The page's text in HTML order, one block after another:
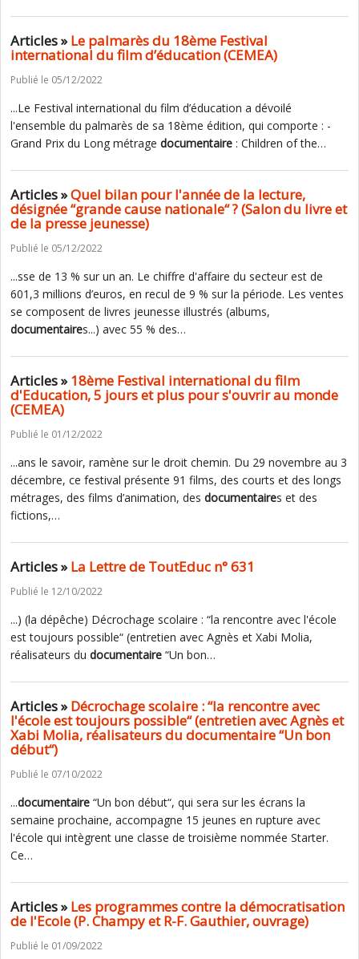
Articles »Le palmarès du 18ème Festival
international du film d’éducation (CEMEA)
Publié le 05/12/2022
...Le Festival international du film d’éducation a dévoilé
l'ensemble du palmarès de sa 18ème édition, qui comporte : -
Grand Prix du Long métrage documentaire : Children of the…
Articles »Quel bilan pour l'année de la lecture,
désignée “grande cause nationale“ ? (Salon du livre et
de la presse jeunesse)
Publié le 05/12/2022
...sse de 13 % sur un an. Le chiffre d'affaire du secteur est de
601,3 millions d’euros, en recul de 9 % sur la période. Les ventes
se composent de livres jeunesse illustrés (albums,
documentaires...) avec 55 % des…
Articles »18ème Festival international du film
d'Education, 5 jours et plus pour s'ouvrir au monde
(CEMEA)
Publié le 01/12/2022
...ans le savoir, ramène sur le droit chemin. Du 29 novembre au 3
décembre, ce festival présente 91 films, des courts et des longs
métrages, des films d’animation, des documentaires et des
fictions,…
Articles »La Lettre de ToutEduc n° 631
Publié le 12/10/2022
...) (la dépêche) Décrochage scolaire : “la rencontre avec l'école
est toujours possible“ (entretien avec Agnès et Xabi Molia,
réalisateurs du documentaire “Un bon…
Articles »Décrochage scolaire : “la rencontre avec
l'école est toujours possible“ (entretien avec Agnès et
Xabi Molia, réalisateurs du documentaire “Un bon
début“)
Publié le 07/10/2022
...documentaire “Un bon début“, qui sera sur les écrans la
semaine prochaine, accompagne 15 jeunes en rupture avec
l'école qui intègrent une classe de troisième nommée Starter.
Ce…
Articles »Les programmes contre la démocratisation
de l'Ecole (P. Champy et R-F. Gauthier, ouvrage)
Publié le 01/09/2022